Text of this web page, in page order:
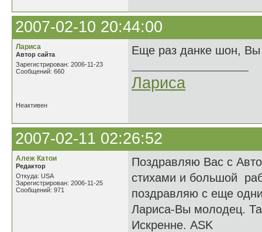
2007-02-10 20:44:00
Лариса
Автор сайта
Зарегистрирован: 2006-11-23
Сообщений: 660
Еще раз данке шон,
Лариса
Неактивен
2007-02-11 02:26:52
Алеж Катои
Редактор
Откуда: USA
Зарегистрирован: 2006-11-25
Сообщений: 971
Поздравляю Вас с
стихами и большой
поздравляю с еще
Лариса-Вы молодец.
Искренне. ASK